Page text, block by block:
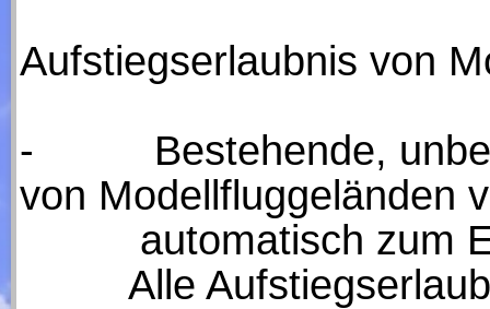
Aufstiegserlaubnis von
- Bestehende,
von Modellfluggeländen
automatisch zum
Alle